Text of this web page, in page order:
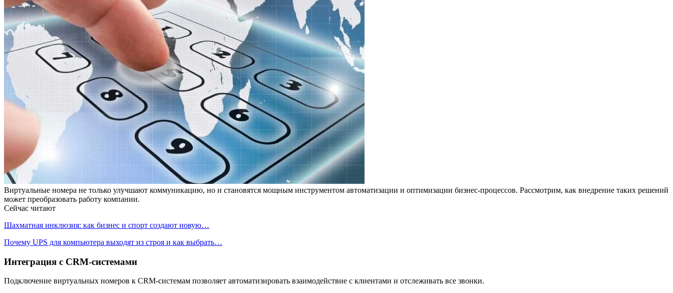
Виртуальные номера не только улучшают коммуникацию, но и становятся мощным инструментом автоматизации и оптимизации бизнес-процессов. Рассмотрим, как внедрение таких решений
может преобразовать работу компании.
Сейчас читают
Шахматная инклюзия: как бизнес и спорт создают новую…
Почему UPS для компьютера выходят из строя и как выбрать…
Интеграция с CRM-системами
Подключение виртуальных номеров к CRM-системам позволяет автоматизировать взаимодействие с клиентами и отслеживать все звонки.